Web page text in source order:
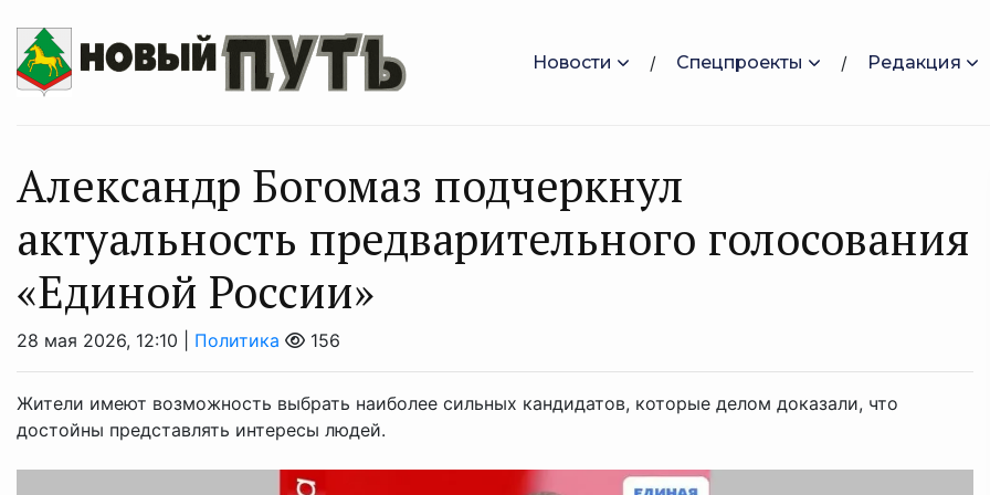
Новости Спецпроекты Редакция
Александр Богомаз подчеркнул
актуальность предварительного голосования
«Единой России»
28 мая 2026, 12:10 | Политика 156
Жители имеют возможность выбрать наиболее сильных кандидатов, которые делом доказали, что
достойны представлять интересы людей.